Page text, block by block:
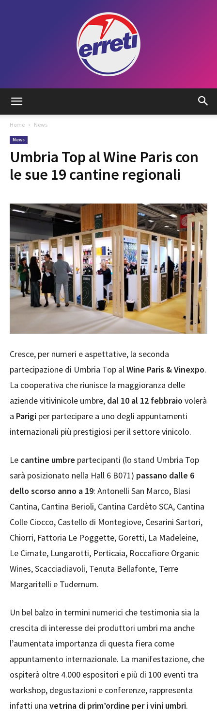
Home News
News
Umbria Top al Wine Paris con
le sue 19 cantine regionali
Cresce, per numeri e aspettative, la seconda
partecipazione di Umbria Top alWine Paris & Vinexpo.
La cooperativa che riunisce la maggioranza delle
aziende vitivinicole umbre, dal 10 al 12 febbraio volerà
a Parigi per partecipare a uno degli appuntamenti
internazionali più prestigiosi per il settore vinicolo.
Le cantine umbre partecipanti (lo stand Umbria Top
sarà posizionato nella Hall 6 B071) passano dalle 6
dello scorso anno a 19: Antonelli San Marco, Blasi
Cantina, Cantina Berioli, Cantina Cardèto SCA, Cantina
Colle Ciocco, Castello di Montegiove, Cesarini Sartori,
Chiorri, Fattoria Le Poggette, Goretti, La Madeleine,
Le Cimate, Lungarotti, Perticaia, Roccafiore Organic
Wines, Scacciadiavoli, Tenuta Bellafonte, Terre
Margaritelli e Tudernum.
Un bel balzo in termini numerici che testimonia sia la
crescita di interesse dei produttori umbri ma anche
l’aumentata importanza di questa fiera come
appuntamento internazionale. La manifestazione, che
ospiterà oltre 4.000 espositori e più di 100 eventi tra
workshop, degustazioni e conferenze, rappresenta
infatti una vetrina di prim’ordine per i vini umbri.